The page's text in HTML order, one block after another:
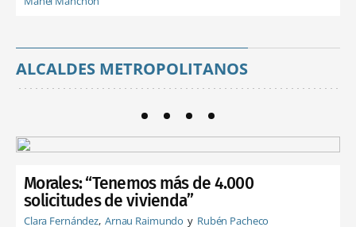
ALCALDES METROPOLITANOS
Morales: “Tenemos más de 4.000
solicitudes de vivienda”
Clara Fernández Arnau Raimundo Rubén Pacheco